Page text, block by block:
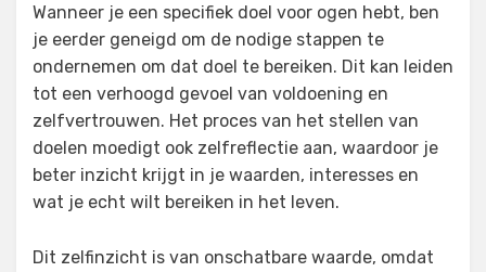
Wanneer je een specifiek doel voor ogen hebt, ben
je eerder geneigd om de nodige stappen te
ondernemen om dat doel te bereiken. Dit kan leiden
tot een verhoogd gevoel van voldoening en
zelfvertrouwen. Het proces van het stellen van
doelen moedigt ook zelfreflectie aan, waardoor je
beter inzicht krijgt in je waarden, interesses en
wat je echt wilt bereiken in het leven.
Dit zelfinzicht is van onschatbare waarde, omdat